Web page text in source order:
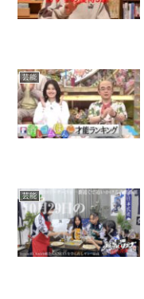
芸能
芸能